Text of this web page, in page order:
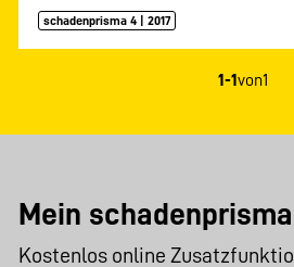
schadenprisma 4 | 2017
1-1von1
Mein schadenprisma
Kostenlos online